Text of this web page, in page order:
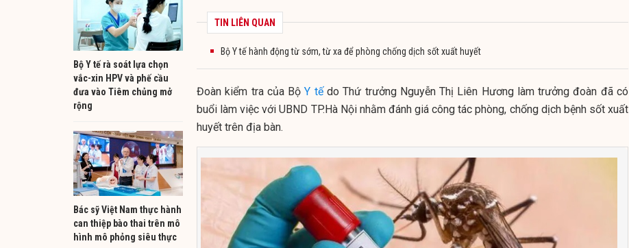
Bộ Y tế rà soát lựa chọn
vắc-xin HPV và phế cầu
đưa vào Tiêm chủng mở
rộng
Bác sỹ Việt Nam thực hành
can thiệp bào thai trên mô
hình mô phỏng siêu thực
TIN LIÊN QUAN
Bộ Y tế hành động từ sớm, từ xa để phòng chống dịch sốt xuất huyết
Đoàn kiểm tra của BộY tếdo Thứ trưởng Nguyễn Thị Liên Hương làm trưởng đoàn đã có
buổi làm việc với UBND TP.Hà Nội nhằm đánh giá công tác phòng, chống dịch bệnh sốt xuất
huyết trên địa bàn.